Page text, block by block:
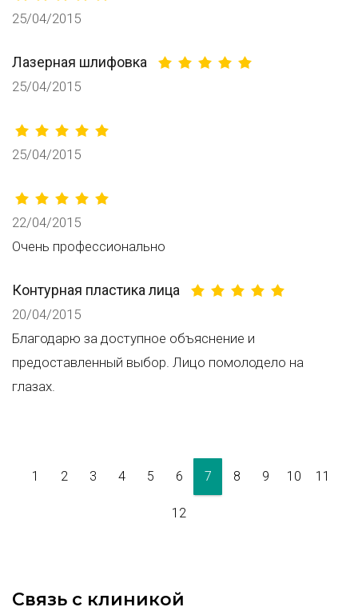
25/04/2015
Лазерная шлифовка
25/04/2015
25/04/2015
22/04/2015
Очень профессионально
Контурная пластика лица
20/04/2015
Благодарю за доступное объяснение и
предоставленный выбор. Лицо помолодело на
глазах.
1 2 3 4 5 6 7 8 9 10 11
12
Связь с клиникой